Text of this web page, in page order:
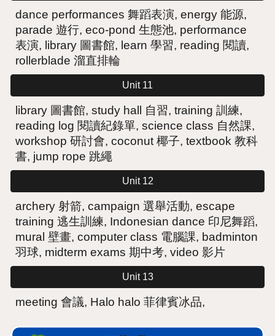
dance performances 舞蹈表演, energy 能源,
parade 遊行, eco-pond 生態池, performance
表演, library 圖書館, learn 學習, reading 閱讀,
rollerblade 溜直排輪
Unit 11
library 圖書館, study hall 自習, training 訓練,
reading log 閱讀紀錄單, science class 自然課,
workshop 研討會, coconut 椰子, textbook 教科
書, jump rope 跳繩
Unit 12
archery 射箭, campaign 選舉活動,escape
training 逃生訓練, Indonesian dance 印尼舞蹈,
mural 壁畫, computer class 電腦課, badminton
羽球, midterm exams 期中考, video 影片
Unit 13
meeting 會議, Halo halo 菲律賓冰品,